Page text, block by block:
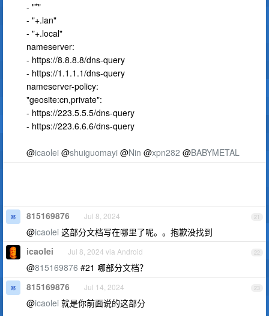
- "*"
- "+.lan"
- "+.local"
nameserver:
- https://8.8.8.8/dns-query
- https://1.1.1.1/dns-query
nameserver-policy:
"geosite:cn,private":
- https://223.5.5.5/dns-query
- https://223.6.6.6/dns-query
@icaolei @shuiguomayi @Nin @xpn282 @BABYMETAL
21
815169876 Jul 8, 2024
@icaolei 这部分文档写在哪里了呢。。抱歉没找到
22
icaolei Jul 8, 2024 via Android
@815169876 #21 哪部分文档？
23
815169876 Jul 14, 2024
@icaolei 就是你前面说的这部分